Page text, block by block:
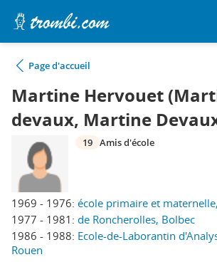
Page d'accueil
Martine Hervouet
devaux, Martine
1969 - 1976: école primaire et
1977 - 1981: de Roncherolles, Bolbec
1986 - 1988: Ecole-de-Laborantin
Rouen
19 Amis d'école